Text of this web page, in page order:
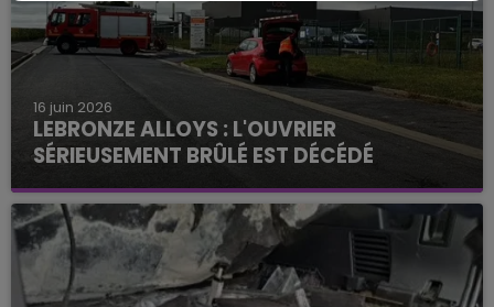
16 juin 2026
LEBRONZE ALLOYS : L'OUVRIER
SÉRIEUSEMENT BRÛLÉ EST DÉCÉDÉ